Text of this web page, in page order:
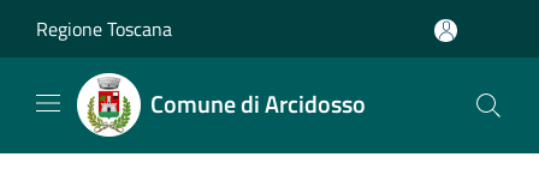
Regione Toscana
Comune di Arcidosso